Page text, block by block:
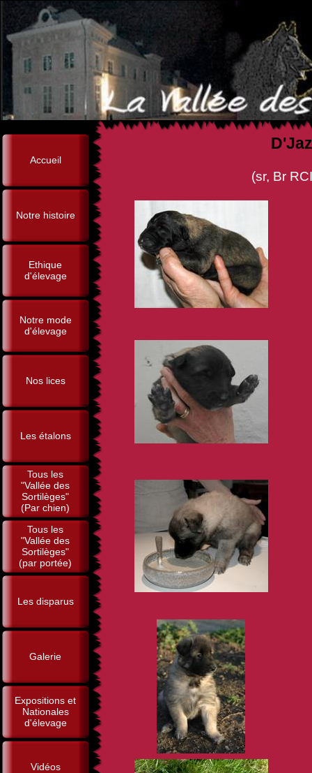
Accueil
Notre histoire
Ethique
d'élevage
Notre mode
d'élevage
Nos lices
Les étalons
Tous les
"Vallée des
Sortilèges"
(Par chien)
Tous les
"Vallée des
Sortilèges"
(par portée)
Les disparus
Galerie
Expositions et
Nationales
d'élevage
Vidéos
(sr, Br RCI, Tuono